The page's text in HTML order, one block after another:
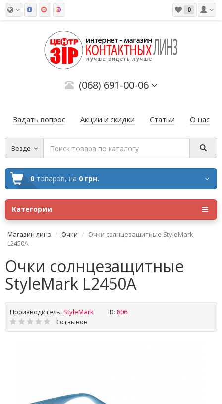
0
(068) 691-00-06
Задать вопрос Акции и скидки Статьи О нас
Везде
0 товаров, на 0 грн.
Категории
Магазин линз Очки
Очки солнцезащитные StyleMark
L2450A
Очки солнцезащитные
StyleMark L2450A
Производитель: StyleMark ID: 806
0 отзывов